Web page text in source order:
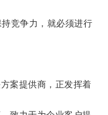
竞争力，就必须进行
案提供商，正发挥着